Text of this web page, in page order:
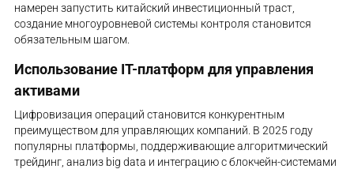
намерен запустить китайский инвестиционный траст,
создание многоуровневой системы контроля становится
обязательным шагом.
Использование IT-платформ для управления
активами
Цифровизация операций становится конкурентным
преимуществом для управляющих компаний. В 2025 году
популярны платформы, поддерживающие алгоритмический
трейдинг, анализ big data и интеграцию с блокчейн-системами